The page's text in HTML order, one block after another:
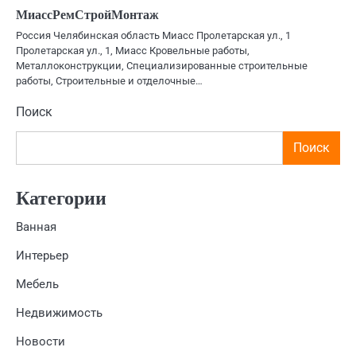
МиассРемСтройМонтаж
Россия Челябинская область Миасс Пролетарская ул., 1
Пролетарская ул., 1, Миасс Кровельные работы,
Металлоконструкции, Специализированные строительные
работы, Строительные и отделочные…
Поиск
Поиск
Категории
Ванная
Интерьер
Мебель
Недвижимость
Новости